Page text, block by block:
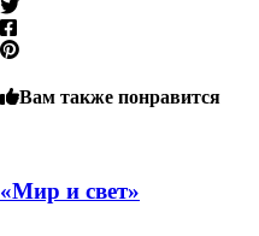
Вам также понравится
«Мир и свет»